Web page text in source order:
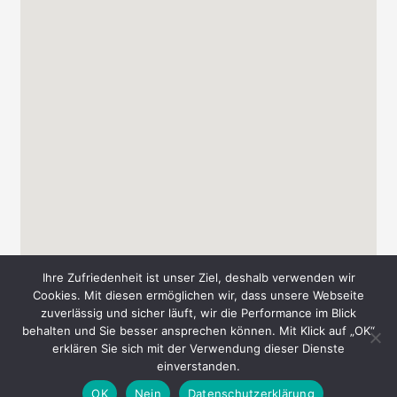
Copyright © 2026 Messe-Süd A. & T. Schmid GbR
Datenschutz Impressum Kontakt
Ihre Zufriedenheit ist unser Ziel, deshalb verwenden wir
Cookies. Mit diesen ermöglichen wir, dass unsere Webseite
zuverlässig und sicher läuft, wir die Performance im Blick
behalten und Sie besser ansprechen können. Mit Klick auf „OK“
erklären Sie sich mit der Verwendung dieser Dienste
einverstanden.
OK
Nein Datenschutzerklärung